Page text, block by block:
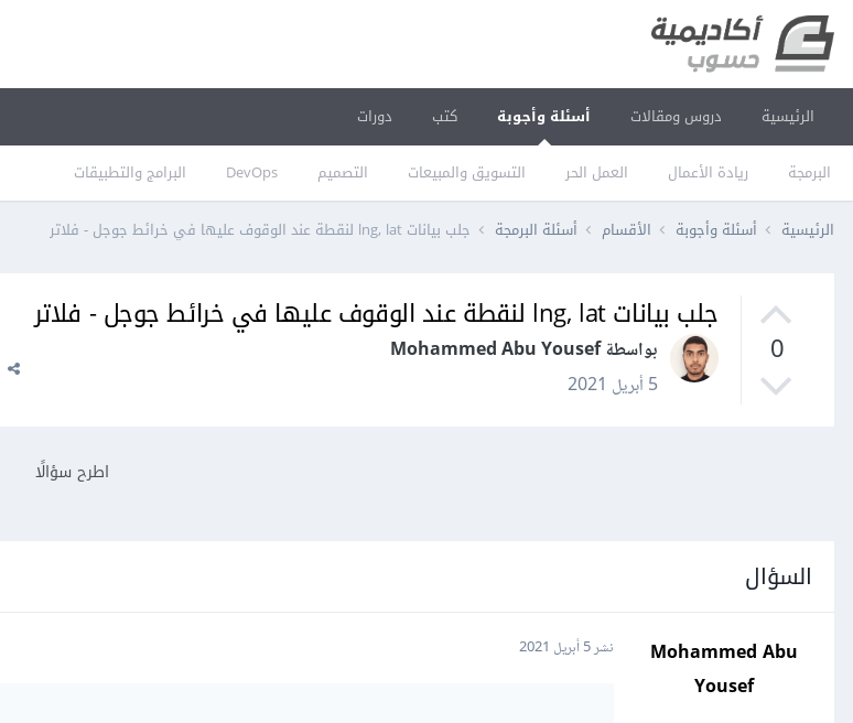
الرئيسية دروس ومقالات أسئلة وأجوبة
البرمجة ريادة الأعمال العمل الحر التسويق والمبيعات التصميم DevOps البرامج والتطبيقات
كتب دورات
الرئيسية أسئلة وأجوبة الأقسام أسئلة البرمجة جلب بيانات lng, lat لنقطة عند الوقوف عليها في خرائط جوجل - فلاتر
0
جلب بيانات lng, lat لنقطة عند الوقوف عليها في خرائط جوجل - فلاتر
بواسطة Mohammed Abu Yousef
5 أبريل 2021
اطرح سؤالًا
السؤال
Mohammed Abu
Yousef
نشر5 أبريل 2021